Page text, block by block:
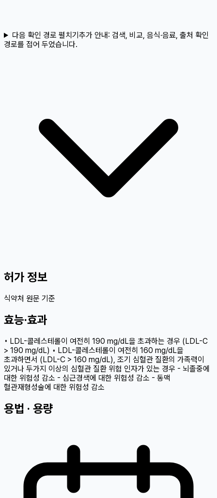
다음 확인 경로 펼치기추가 안내: 검색, 비교, 음식·음료, 출처 확인
경로를 접어 두었습니다.
허가 정보
식약처 원문 기준
효능·효과
◦ LDL-콜레스테롤이 여전히 190 mg/dL을 초과하는 경우 (LDL-C
> 190 mg/dL) ◦ LDL-콜레스테롤이 여전히 160 mg/dL을
초과하면서 (LDL-C > 160 mg/dL), 조기 심혈관 질환의 가족력이
있거나 두가지 이상의 심혈관 질환 위험 인자가 있는 경우 - 뇌졸중에
대한 위험성 감소 - 심근경색에 대한 위험성 감소 - 동맥
혈관재형성술에 대한 위험성 감소
용법 · 용량